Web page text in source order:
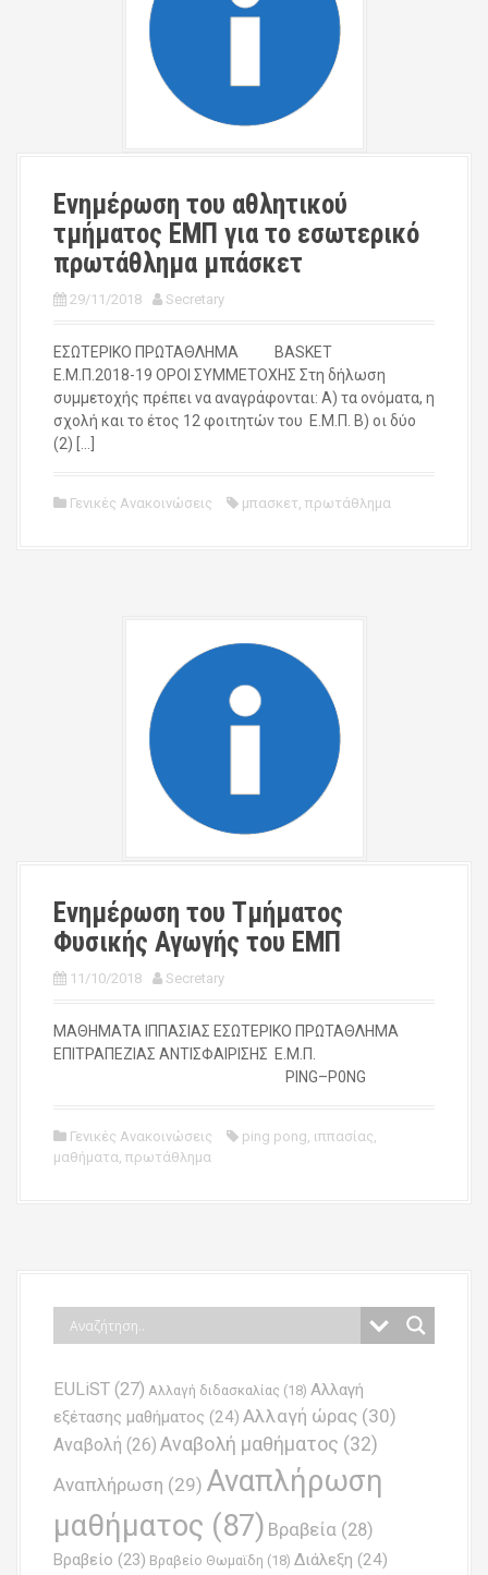
Ενημέρωση του αθλητικού
τμήματος ΕΜΠ για το εσωτερικό
πρωτάθλημα μπάσκετ
29/11/2018 Secretary
ΕΣΩΤΕΡΙΚΟ ΠΡΩΤΑΘΛΗΜΑ BASKET
Ε.Μ.Π.2018-19 ΟΡΟΙ ΣΥΜΜΕΤΟΧΗΣ Στη δήλωση
συμμετοχής πρέπει να αναγράφονται: Α) τα ονόματα, η
σχολή και το έτος 12 φοιτητών του Ε.Μ.Π. Β) οι δύο
(2) […]
Γενικές Ανακοινώσεις μπασκετ, πρωτάθλημα
Ενημέρωση του Τμήματος
Φυσικής Αγωγής του ΕΜΠ
11/10/2018 Secretary
ΜΑΘΗΜΑΤΑ ΙΠΠΑΣΙΑΣ ΕΣΩΤΕΡΙΚΟ ΠΡΩΤΑΘΛΗΜΑ
ΕΠΙΤΡΑΠΕΖΙΑΣ ΑΝΤΙΣΦΑΙΡΙΣΗΣ Ε.Μ.Π.
PING–P0NG
Γενικές Ανακοινώσεις ping pong, ιππασίας,
μαθήματα, πρωτάθλημα
EULiST (27) Αλλαγή διδασκαλίας (18) Αλλαγή
εξέτασης μαθήματος (24) Αλλαγή ώρας (30)
Αναβολή (26) Αναβολή μαθήματος (32)
Αναπλήρωση (29) Αναπλήρωση
μαθήματος (87) Βραβεία (28)
Βραβείο (23) Βραβείο Θωμαϊδη (18) Διάλεξη (24)